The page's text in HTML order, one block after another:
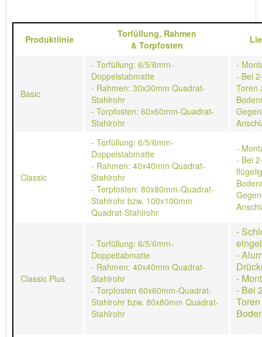
Produktlinie Torfüllung, Rahmen
& Torpfosten
Basic
- Torfüllung: 6/5/6mm-
Doppelstabmatte
- Rahmen: 30x30mm Quadrat-
Stahlrohr
- Torpfosten: 60x60mm-Quadrat-
Stahlrohr
-
- Bei
Toren
Classic
- Torfüllung: 6/5/6mm-
Doppelstabmatte
- Rahmen: 40x40mm Quadrat-
Stahlrohr
- Torpfosten: 80x80mm-Quadrat-
Stahlrohr bzw. 100x100mm
Quadrat-Stahlrohr
-
- Bei
Classic Plus
- Torfüllung: 6/5/6mm-
Doppeltabmatte
- Rahmen: 40x40mm Quadrat-
Stahlrohr
- Torpfosten 60x60mm-Quadrat-
Stahlrohr bzw. 80x80mm Quadrat-
Stahlrohr
-
-
-
- Bei